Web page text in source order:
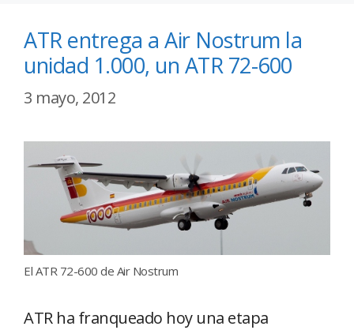
ATR entrega a Air Nostrum la
unidad 1.000, un ATR 72-600
3 mayo, 2012
El ATR 72-600 de Air Nostrum
ATR ha franqueado hoy una etapa